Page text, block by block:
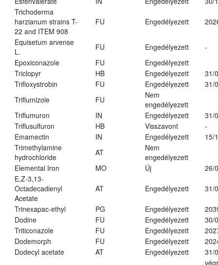
Trichoderma
harzianum strains T-
22 and ITEM 908
FU Engedélyezett
Equisetum arvense
L.
FU Engedélyezett
-
Epoxiconazole
FU
Engedélyezett
Triclopyr
HB Engedélyezett
31/
Trifloxystrobin
FU Engedélyezett
31/
Triflumizole
FU
Nem
engedélyezett
Triflumuron
IN Engedélyezett
31/
Triflusulfuron
HB Visszavont
-
Emamectin
IN Engedélyezett
15/
Trimethylamine
hydrochloride
AT
Nem
engedélyezett
Elemental Iron
MO Új
26/
E,Z-3,13-
Octadecadienyl
Acetate
AT Engedélyezett 31/
Trinexapac-ethyl PG Engedélyezett
Dodine
FU Engedélyezett
30/
Triticonazole
FU Engedélyezett
Dodemorph
FU Engedélyezett
Dodecyl acetate
AT Engedélyezett 31/